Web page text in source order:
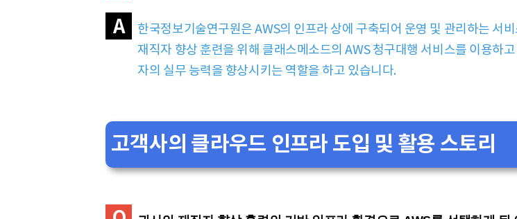
A
한국정보기술연구원은 AWS의 인프라 상에 구축되어 운영 및 관리하는 서
재직자 향상 훈련을 위해 클래스메소드의 AWS 청구대행 서비스를 이용하
자의 실무 능력을 향상시키는 역할을 하고 있습니다.
고객사의 클라우드 인프라 도입 및 활용 스토리